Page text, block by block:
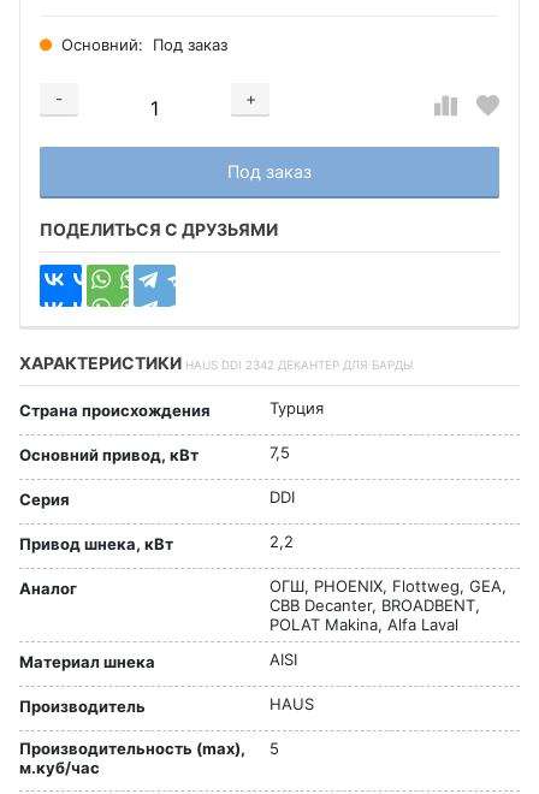
Основний: Под заказ
-
+
Добавляется...
Под заказ
Добавлен
ПОДЕЛИТЬСЯ С ДРУЗЬЯМИ
ХАРАКТЕРИСТИКИ HAUS DDI 2342 ДЕКАНТЕР ДЛЯ БАРДЫ
Страна происхождения Турция
Основний привод, кВт 7,5
Серия DDI
Привод шнека, кВт 2,2
Аналог
ОГШ, PHOENIX, Flottweg, GEA,
CBB Decanter, BROADBENT,
POLAT Makina, Alfa Laval
Материал шнека
AISI
Производитель HAUS
Производительность (max),
м.куб/час
5